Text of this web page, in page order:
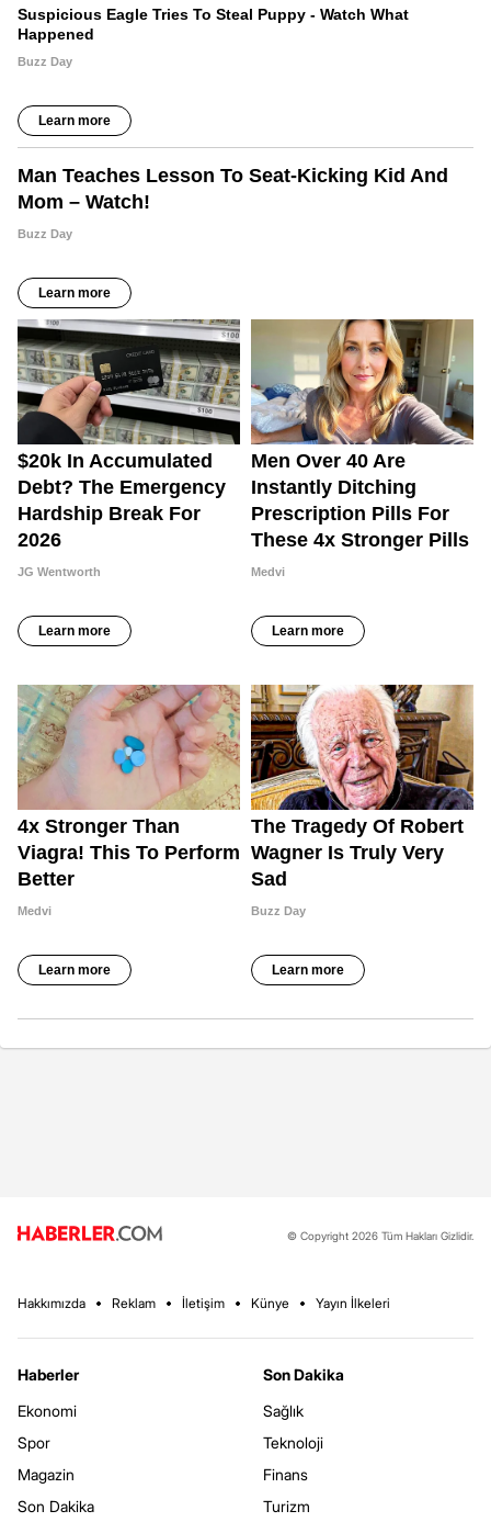
© Copyright 2026 Tüm Hakları Gizlidir.
Hakkımızda Reklam İletişim Künye Yayın İlkeleri
Haberler
Ekonomi
Spor
Magazin
Son Dakika
Son Dakika
Sağlık
Teknoloji
Finans
Turizm